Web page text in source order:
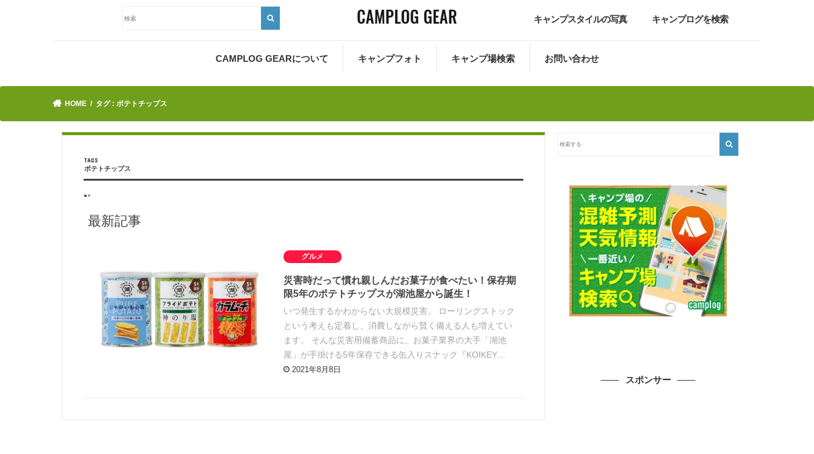
キャンプスタイルの写真 キャンプログを検索
CAMPLOG GEARについて キャンプフォト キャンプ場検索 お問い合わせ
HOME タグ : ポテトチップス
ポテトチップス
●×
最新記事
グルメ
災害時だって慣れ親しんだお菓子が食べたい！保存期
限5年のポテトチップスが湖池屋から誕生！
いつ発生するかわからない大規模災害。 ローリングストック
という考えも定着し、消費しながら賢く備える人も増えてい
ます。 そんな災害用備蓄商品に、お菓子業界の大手「湖池
屋」が手掛ける5年保存できる缶入りスナック『KOIKEY…
2021年8月8日
スポンサー